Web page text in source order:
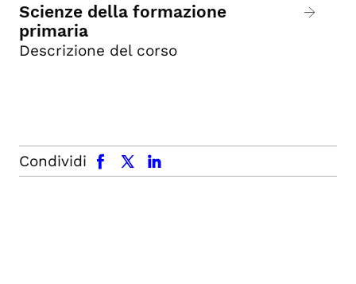
Scienze della formazione
primaria
Descrizione del corso
Condividi
facebook x.com linkedin